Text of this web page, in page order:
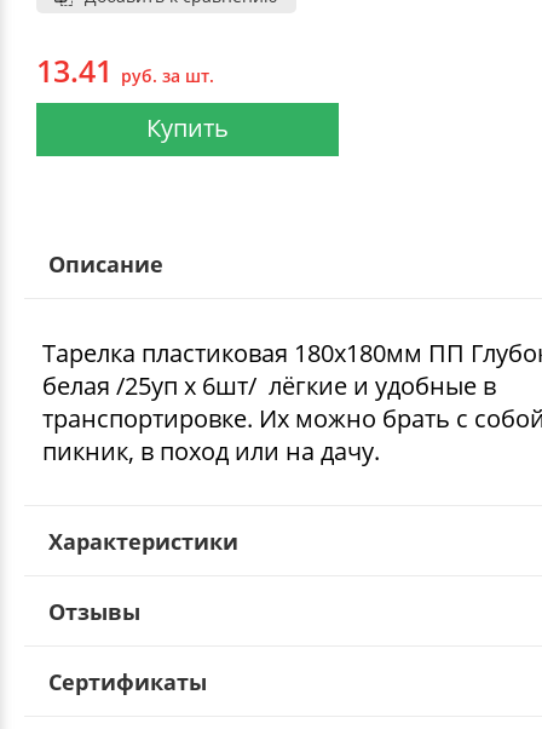
13.41 руб. за шт.
Купить
Описание
Тарелка пластиковая 180х180мм ПП
белая /25уп х 6шт/ лёгкие и удобные в
транспортировке. Их можно брать с
пикник, в поход или на дачу.
Характеристики
Отзывы
Сертификаты